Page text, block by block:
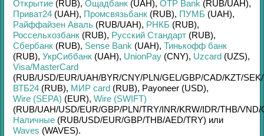
Открытие (RUB), Ощадбанк (UAH), OTP Bank (RUB/UAH),
Приват24 (UAH), Промсвязьбанк (RUB), ПУМБ (UAH),
Райффайзен Аваль (RUB/UAH), РНКБ (RUB),
Россельхозбанк (RUB), Русский Стандарт (RUB),
Сбербанк (RUB), Sense Bank (UAH), Тинькофф банк
(RUB), УкрСиббанк (UAH), UnionPay (CNY), Uzcard (UZS),
Visa/MasterCard
(RUB/USD/EUR/UAH/BYR/CNY/PLN/GEL/GBP/CAD/KZT/SEK/
ВТБ24 (RUB), МИР card (RUB), Payoneer (USD),
Wire (SEPA) (EUR), Wire (SWIFT)
(RUB/UAH/USD/EUR/GBP/PLN/TRY/INR/KRW/IDR/THB/VND/
Наличные (RUB/USD/EUR/GBP/THB/AED/TRY) или
Waves (WAVES).